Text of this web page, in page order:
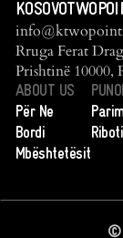
Rruga Ferat
Prishtinë 10000,
ABOUT US
Për Ne
Bordi
Mbështetësit
©